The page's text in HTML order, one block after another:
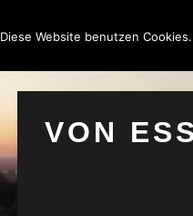
VON
Diese Website benutzen